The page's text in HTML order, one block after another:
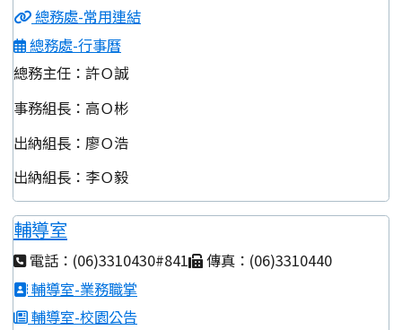
總務處-常用連結
總務處-行事曆
總務主任：許Ｏ誠
事務組長：高Ｏ彬
出納組長：廖Ｏ浩
出納組長：李Ｏ毅
輔導室
電話：(06)3310430#841
傳真：(06)3310440
輔導室-業務職掌
輔導室-校園公告